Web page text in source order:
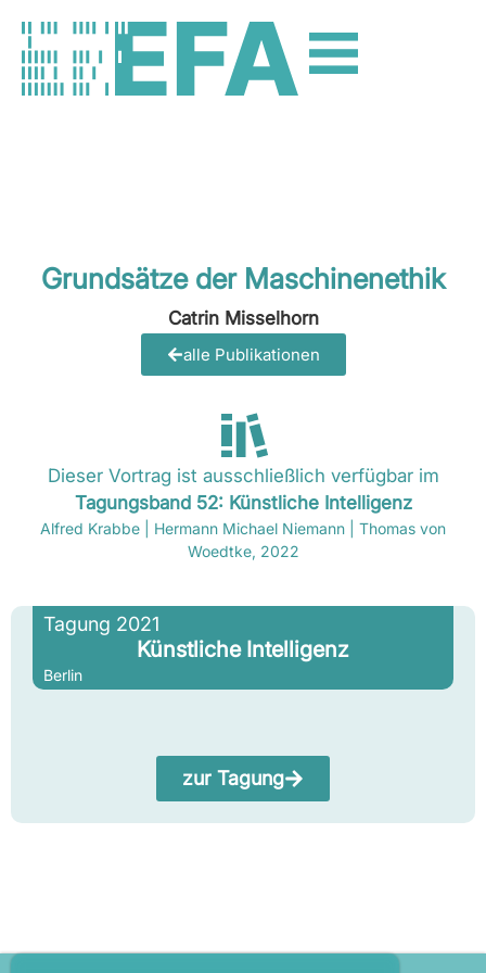
Grundsätze der Maschinenethik
Catrin Misselhorn
alle Publikationen
Dieser Vortrag ist ausschließlich verfügbar im
Tagungsband 52: Künstliche Intelligenz
Alfred Krabbe | Hermann Michael Niemann | Thomas von
Woedtke, 2022
Tagung 2021
Künstliche Intelligenz
Berlin
zur Tagung